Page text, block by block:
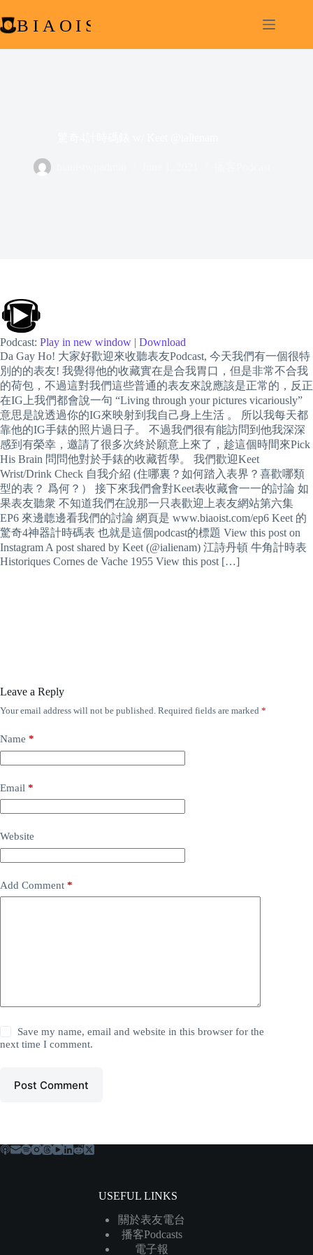
to
content
Podcast: Play in new window | Download
Da Gay Ho! 大家好歡迎來收聽表友Podcast, 今天我們有一個很特
別的的表友! 我覺得他的收藏實在是合我胃口，但是非常不合我
的荷包，不過這對我們這些普通的表友來說應該是正常的，反正
在IG上我們都會說一句 “Living through your pictures vicariously”
意思是說透過你的IG來映射到我自己身上生活 。 所以我每天都
靠他的IG手錶的照片過日子。 不過我們很有能訪問到他我深深
感到有榮幸，邀請了很多次終於願意上來了，趁這個時間來Pick
His Brain 問問他對於手錶的收藏哲學。 我們歡迎Keet
Wrist/Drink Check 自我介紹 (住哪裏？如何踏入表界？喜歡哪類
型的表？ 爲何？） 接下來我們會對Keet表收藏會一一的討論 如
果表友聽衆 不知道我們在說那一只表歡迎上表友網站第六集
EP6 來邊聼邊看我們的討論 網頁是 www.biaoist.com/ep6 Keet 的
驚奇4神器計時碼表 也就是這個podcast的標題 View this post on
Instagram A post shared by Keet (@ialienam) 江詩丹頓 牛角計時表
Historiques Cornes de Vache 1955 View this post […]
Leave a Reply
Your email address will not be published. Required fields are marked *
Name *
Email *
Website
Add Comment *
Save my name, email and website in this browser for the
next time I comment.
Post Comment
USEFUL LINKS
關於表友電台
播客Podcasts
電子報